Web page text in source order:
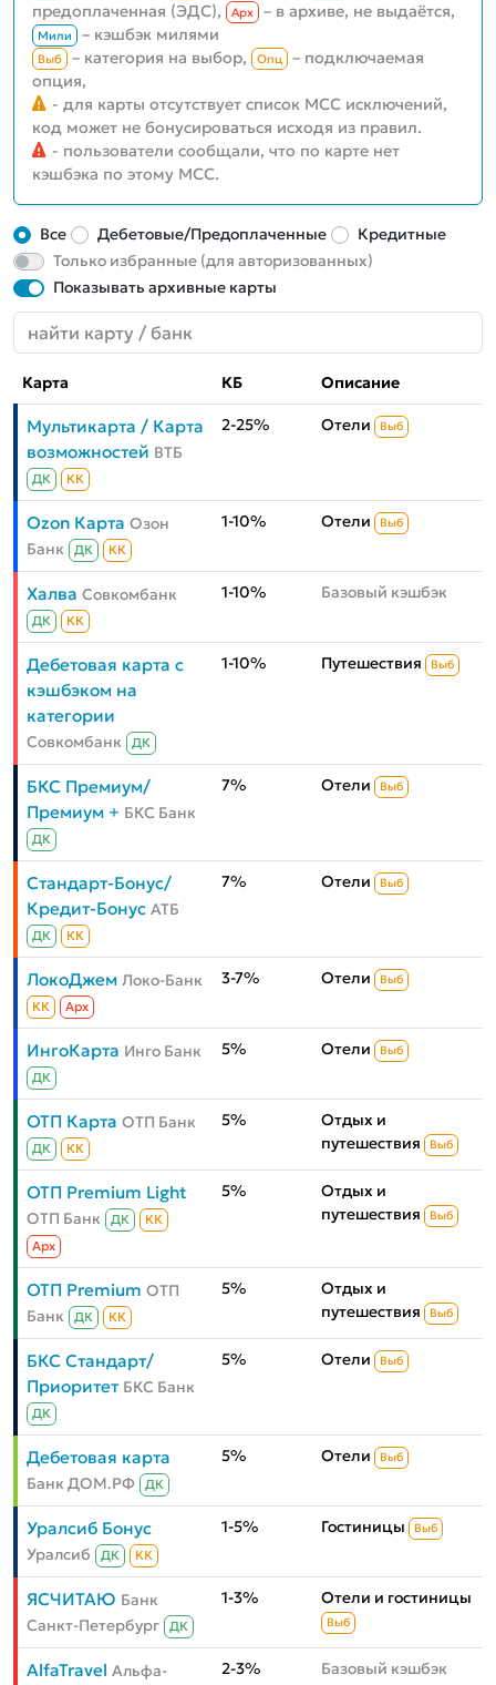
предоплаченная (ЭДС),
Aрх – в архиве, не выдаётся,
Мили – кэшбэк милями
Выб – категория на выбор, Опц
– подключаемая
опция,
- для карты отсутствует список MCC исключений,
код может не бонусироваться исходя из правил.
- пользователи сообщали, что по карте нет
кэшбэка по этому MCC.
Все Дебетовые/Предоплаченные
Кредитные
Только избранные (для авторизованных)
Показывать архивные карты
Карта КБ Описание
Мультикарта / Карта
возможностей ВТБ
ДК КК
2-25% Отели Выб
Ozon Карта Озон
Банк
ДК КК
1-10% Отели Выб
Халва Совкомбанк
ДК КК
1-10% Базовый кэшбэк
Дебетовая карта с
кэшбэком на
категории
Совкомбанк ДК
1-10% Путешествия Выб
БКС Премиум/
Премиум + БКС Банк
ДК
7% Отели Выб
Стандарт-Бонус/
Кредит-Бонус АТБ
ДК КК
7% Отели Выб
ЛокоДжем Локо-Банк
КК Aрх
3-7% Отели Выб
ИнгоКарта Инго Банк
ДК
5% Отели Выб
ОТП Карта ОТП Банк
ДК КК
5%
Отдых и
путешествия
Выб
ОТП Premium Light
ОТП Банк ДК
КК
Aрх
5%
Отдых и
путешествия
Выб
ОТП Premium ОТП
Банк
ДК КК
5%
Отдых и
путешествия
Выб
БКС Стандарт/
Приоритет БКС Банк
ДК
5% Отели Выб
Дебетовая карта
Банк ДОМ.РФ ДК
5% Отели Выб
Уралсиб Бонус
Уралсиб ДК КК
1-5% Гостиницы Выб
ЯСЧИТАЮ Банк
Санкт-Петербург
ДК
1-3% Отели и гостиницы
Выб
AlfaTravel Альфа- 2-3% Базовый кэшбэк